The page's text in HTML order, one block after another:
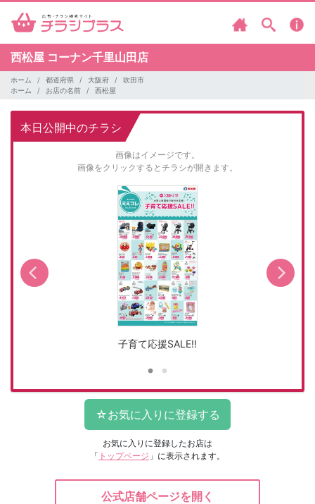
西松屋 コーナン千里山田店
ホーム 都道府県 大阪府
吹田市
ホーム
お店の名前 西松屋
本日公開中のチラシ
画像はイメージです。
画像をクリックするとチラシが開きます。
子育て応援SALE!!
お気に入りに登録したお店は
「 トップページ 」に表示されます。
公式店舗ページを開く